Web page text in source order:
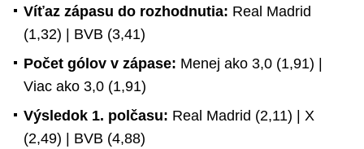
Víťaz zápasu do rozhodnutia: Real Madrid
(1,32) | BVB (3,41)
Počet gólov v zápase: Menej ako 3,0 (1,91) |
Viac ako 3,0 (1,91)
Výsledok 1. polčasu: Real Madrid (2,11) | X
(2,49) | BVB (4,88)